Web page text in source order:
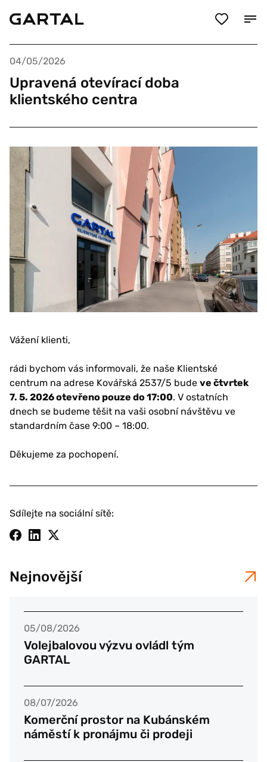
04/05/2026
Upravená otevírací doba
klientského centra
Vážení klienti,
rádi bychom vás informovali, že naše Klientské
centrum na adrese Kovářská 2537/5 bude ve čtvrtek
7. 5. 2026 otevřeno pouze do 17:00. V ostatních
dnech se budeme těšit na vaši osobní návštěvu ve
standardním čase 9:00 – 18:00.
Děkujeme za pochopení.
Sdílejte na sociální sítě:
Nejnovější
05/08/2026
Volejbalovou výzvu ovládl tým
GARTAL
08/07/2026
Komerční prostor na Kubánském
náměstí k pronájmu či prodeji